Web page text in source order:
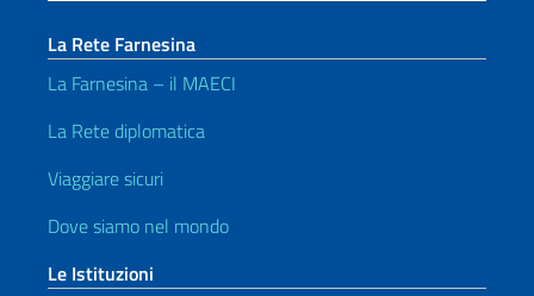
La Rete Farnesina
La Farnesina – il MAECI
La Rete diplomatica
Viaggiare sicuri
Dove siamo nel mondo
Le Istituzioni